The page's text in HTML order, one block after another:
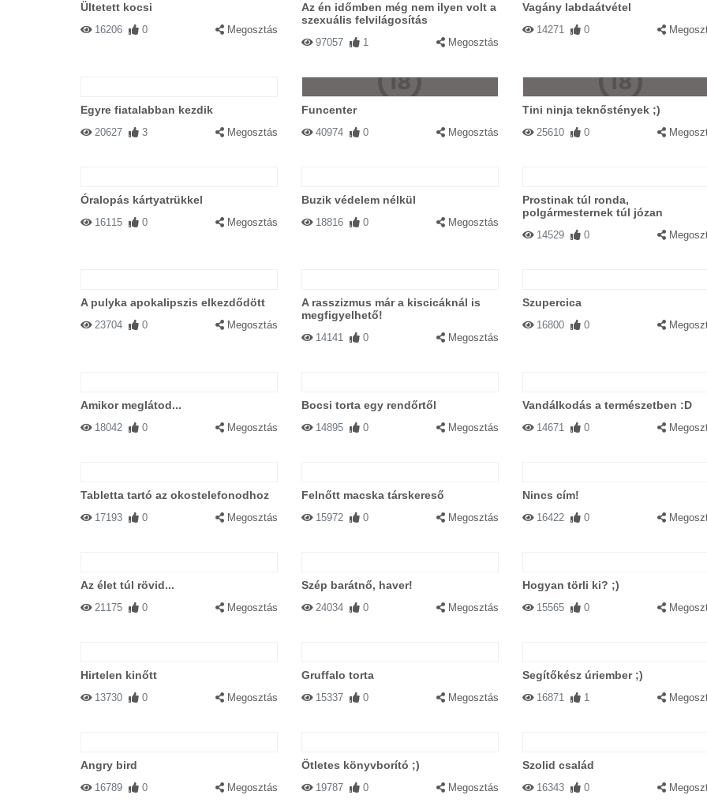
Ültetett kocsi
16206 0 Megosztás
Az én időmben még nem ilyen volt a
szexuális felvilágosítás
97057 1 Megosztás
Vagány labdaátvétel
14271 0
Egyre fiatalabban kezdik
20627 3 Megosztás
Funcenter
40974 0 Megosztás
Tini ninja teknőstények ;)
25610 0
Óralopás kártyatrükkel
16115 0 Megosztás
Buzik védelem nélkül
18816 0 Megosztás
Prostinak túl ronda,
polgármesternek túl józan
14529 0
A pulyka apokalipszis elkezdődött
23704 0 Megosztás
A rasszizmus már a kiscicáknál is
megfigyelhető!
14141 0 Megosztás
Szupercica
16800 0
Amikor meglátod...
18042 0 Megosztás
Bocsi torta egy rendőrtől
14895 0 Megosztás
Vandálkodás a természetben :D
14671 0
Tabletta tartó az okostelefonodhoz
17193 0 Megosztás
Felnőtt macska társkereső
15972 0 Megosztás
Nincs cím!
16422 0
Az élet túl rövid...
21175 0 Megosztás
Szép barátnő, haver!
24034 0 Megosztás
Hogyan törli ki? ;)
15565 0
Hirtelen kinőtt
13730 0 Megosztás
Gruffalo torta
15337 0 Megosztás
Segítőkész úriember ;)
16871 1
Angry bird
16789 0 Megosztás
Ötletes könyvborító ;)
19787 0 Megosztás
Szolid család
16343 0